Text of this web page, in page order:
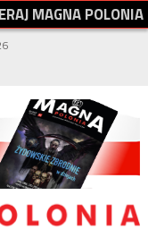
ERAJMAGNAPOLONIA